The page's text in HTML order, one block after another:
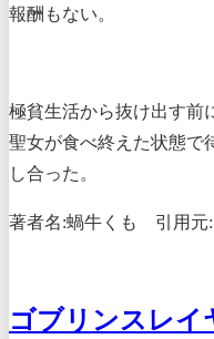
報酬もない。
極貧生活から抜け出す前
聖女が食べ終えた状態で
し合った。
著者名:蝸牛くも 引用元:
ゴブリンスレイ